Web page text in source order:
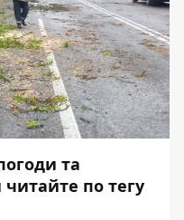
та
по тегу